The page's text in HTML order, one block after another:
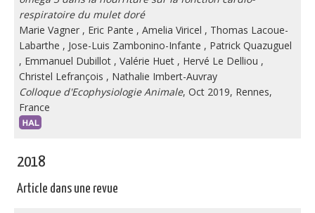
respiratoire du mulet doré
Marie Vagner , Eric Pante , Amelia Viricel , Thomas Lacoue-
Labarthe , Jose-Luis Zambonino-Infante , Patrick Quazuguel
, Emmanuel Dubillot , Valérie Huet , Hervé Le Delliou ,
Christel Lefrançois , Nathalie Imbert-Auvray
Colloque d'Ecophysiologie Animale, Oct 2019, Rennes,
France
2018
Article dans une revue